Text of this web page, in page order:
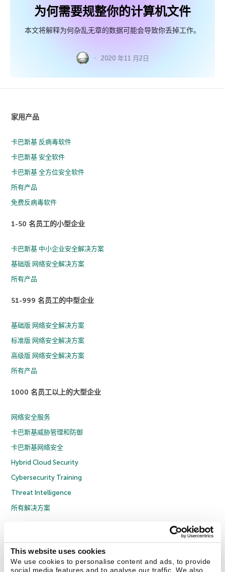
This website uses cookies
We use cookies to personalise content and ads, to provide
social media features and to analyse our traffic. We also
为何需要规整你的计算机文件
本文将解释为何杂乱无章的数据可能会导致你丢掉工作。
2020 年11 月2日
家用产品
卡巴斯基 反病毒软件
卡巴斯基 安全软件
卡巴斯基 全方位安全软件
所有产品
免费反病毒软件
1-50 名员工的小型企业
卡巴斯基 中小企业安全解决方案
基础版 网络安全解决方案
所有产品
51-999 名员工的中型企业
基础版 网络安全解决方案
标准版 网络安全解决方案
高级版 网络安全解决方案
所有产品
1000 名员工以上的大型企业
网络安全服务
卡巴斯基威胁管理和防御
卡巴斯基网络安全
Hybrid Cloud Security
Cybersecurity Training
Threat Intelligence
所有解决方案
隐私策略
反腐败政策
许可协议 B2B
京ICP备12053225号
京公网安备 11010102001169号